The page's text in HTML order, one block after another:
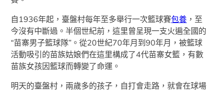
自1936年起，臺盤村每年至多舉行一次籃球賽包養 ，至
今沒有中斷過。半個世紀前，這里曾呈現一支火遍全國的
“苗寨男子籃球隊”。從20世紀70年月到90年月，被籃球
活動吸引的苗族姑娘們在這里構成了4代苗寨女籃，有數
苗族女孩因籃球而轉變了命運。
明天的臺盤村，兩歲多的孩子，自打會走路，就會在球場